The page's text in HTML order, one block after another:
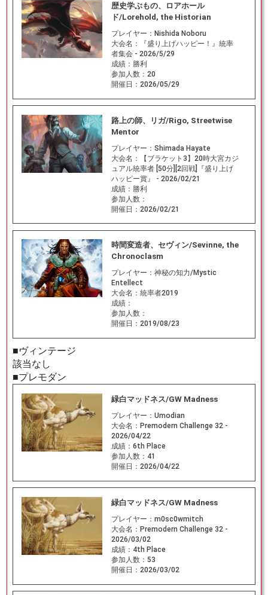
歴史学ぶもの、ロアホール
ド/Lorehold, the Historian
プレイヤー： Nishida Noboru
大会名：
『盛り上げハッピー！』統率
者集会 - 2026/5/29
成績： 勝利
参加人数： 20
開催日： 2026/05/29
路上の師、リガ/Rigo, Streetwise
Mentor
プレイヤー： Shimada Hayate
大会名：
【ブラケット3】20時大宮カジ
ュアル統率者 [50分][2回戦]『盛り上げ
ハッピー賞』 - 2026/02/21
成績： 勝利
参加人数：
開催日： 2026/02/21
時間変造者、セヴィン/Sevinne, the
Chronoclasm
プレイヤー： 神秘の知力/Mystic
Entellect
大会名： 統率者2019
成績：
参加人数：
開催日： 2019/08/23
■ヴィンテージ
該当なし
■プレモダン
緑白マッドネス/GW Madness
プレイヤー： Umodian
大会名： Premodern Challenge 32 -
2026/04/22
成績： 6th Place
参加人数： 41
開催日： 2026/04/22
緑白マッドネス/GW Madness
プレイヤー： m0sc0wmitch
大会名： Premodern Challenge 32 -
2026/03/02
成績： 4th Place
参加人数： 53
開催日： 2026/03/02